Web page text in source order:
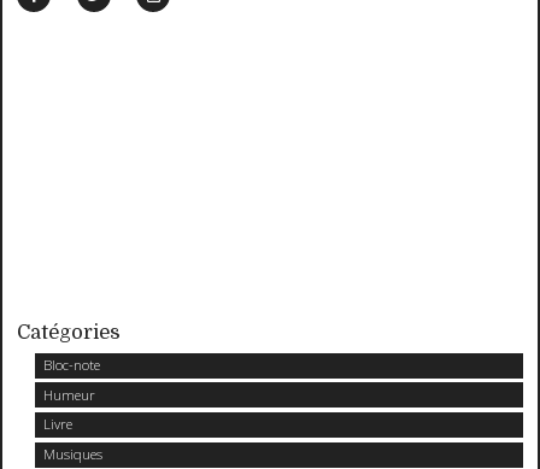
Catégories
Bloc-note
Humeur
Livre
Musiques